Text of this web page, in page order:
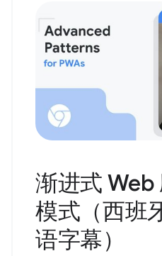
渐进式 Web
模式（西班
语字幕）